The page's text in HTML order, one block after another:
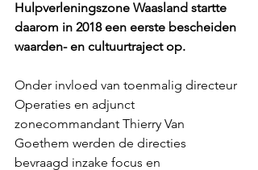
Hulpverleningszone Waasland startte
daarom in 2018 een eerste bescheiden
waarden- en cultuurtraject op.
Onder invloed van toenmalig directeur
Operaties en adjunct
zonecommandant Thierry Van
Goethem werden de directies
bevraagd inzake focus en